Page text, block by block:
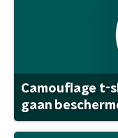
Camouflage t-
gaan